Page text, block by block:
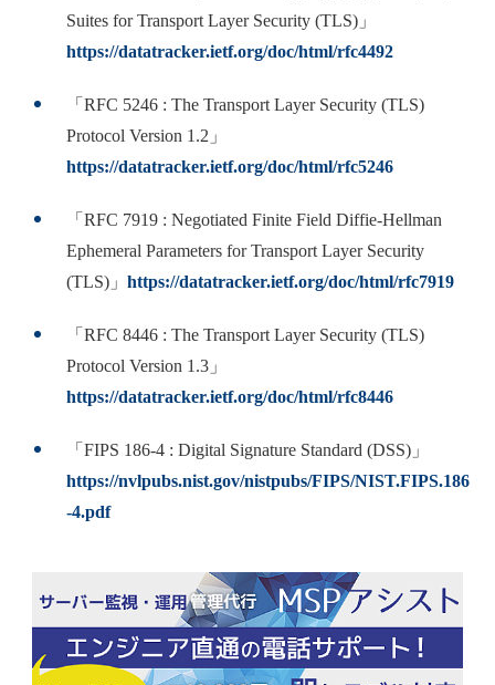
Suites for Transport Layer Security (TLS)」
https://datatracker.ietf.org/doc/html/rfc4492
「RFC 5246 : The Transport Layer Security (TLS)
Protocol Version 1.2」
https://datatracker.ietf.org/doc/html/rfc5246
「RFC 7919 : Negotiated Finite Field Diffie-Hellman
Ephemeral Parameters for Transport Layer Security
(TLS)」 https://datatracker.ietf.org/doc/html/rfc7919
「RFC 8446 : The Transport Layer Security (TLS)
Protocol Version 1.3」
https://datatracker.ietf.org/doc/html/rfc8446
「FIPS 186-4 : Digital Signature Standard (DSS)」
https://nvlpubs.nist.gov/nistpubs/FIPS/NIST.FIPS.186
-4.pdf